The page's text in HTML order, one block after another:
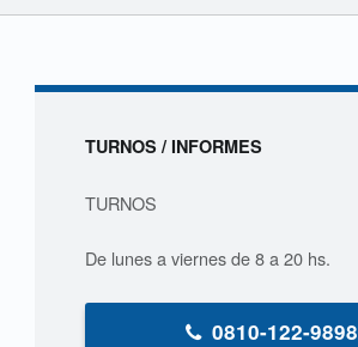
Sidebar
TURNOS / INFORMES
TURNOS
De lunes a viernes de 8 a 20 hs.
0810-122-9898